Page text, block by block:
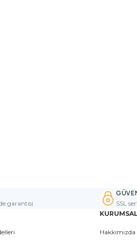
garantisi. SSL
KURUMSAL
Hakkımızda